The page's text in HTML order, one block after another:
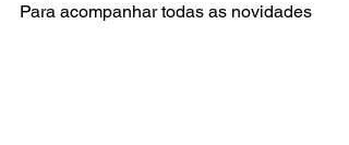
Para acompanhar todas as novidades